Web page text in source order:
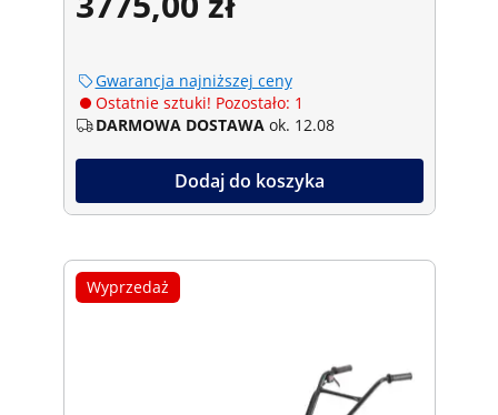
Gwarancja najniższej ceny
Ostatnie sztuki! Pozostało: 1
DARMOWA DOSTAWA ok. 12.08
Dodaj do koszyka
Wyprzedaż